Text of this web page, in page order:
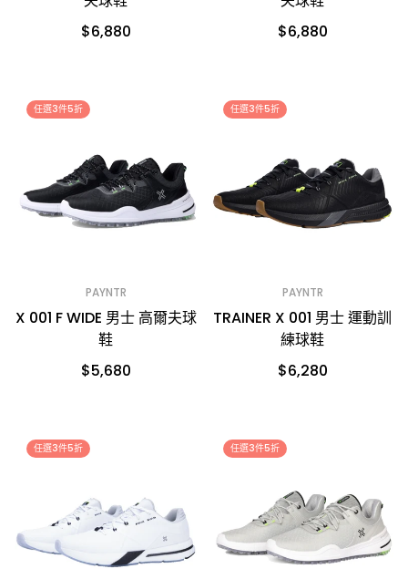
$6,880
$6,880
任選3件5折
PAYNTR
X 001 F WIDE 男士 高爾夫球
鞋
$5,680
任選3件5折
PAYNTR
TRAINER X 001 男士 運動訓
練球鞋
$6,280
任選3件5折 任選3件5折